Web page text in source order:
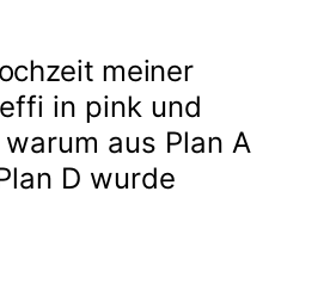
meiner
in pink und
aus Plan A
D wurde